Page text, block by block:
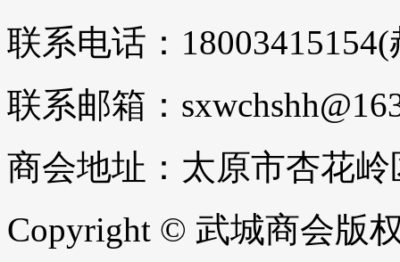
联系电话：
联系邮箱：
商会地址：太原市杏花
Copyright © 武城商会版